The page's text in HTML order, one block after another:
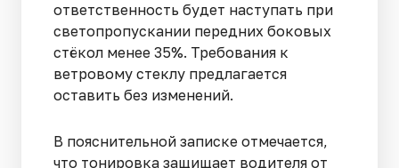
ответственность будет наступать при
светопропускании передних боковых
стёкол менее 35%. Требования к
ветровому стеклу предлагается
оставить без изменений.
В пояснительной записке отмечается,
что тонировка защищает водителя от